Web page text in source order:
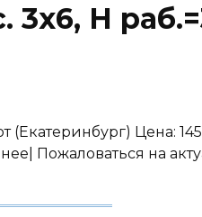
3х6, Н
(Екатеринбург) Цена:
Пожаловаться на